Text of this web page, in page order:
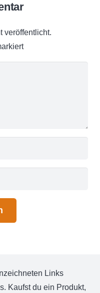
veröffentlicht.
Links
Kaufst du ein Produkt,